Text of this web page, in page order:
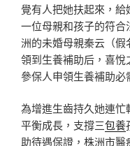
覺有人把她扶起來，
一位母親和孩子的符合
洲的未婚母親秦云（假
領到生養補助后，喜
參保人申領生養補助必
為增進生齒持久她連忙
平衡成長，支撐三包養
助待遇保證，株洲市醫